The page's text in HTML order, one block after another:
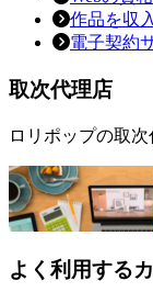
作品を収
電子契約
取次代理店
ロリポップの取
よく利用する